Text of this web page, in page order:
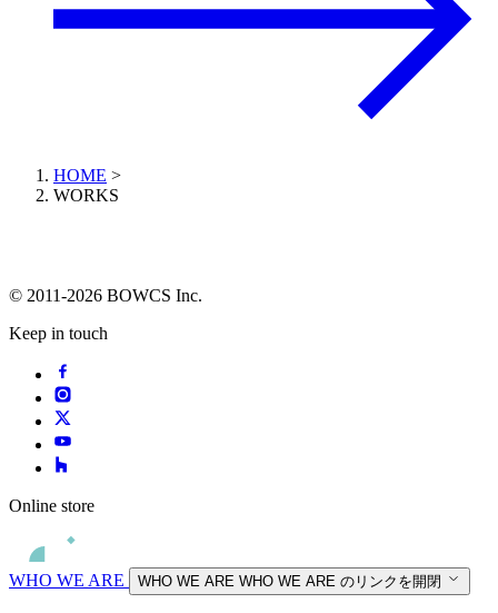
HOME >
WORKS
© 2011-2026 BOWCS Inc.
Keep in touch
Online store
WHO WE ARE WHO WE ARE WHO WE ARE のリンクを開閉